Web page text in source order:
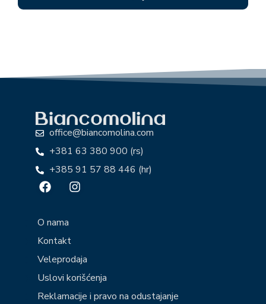
office@biancomolina.com
+381 63 380 900 (rs)
+385 91 57 88 446 (hr)
O nama
Kontakt
Veleprodaja
Uslovi korišćenja
Reklamacije i pravo na odustajanje